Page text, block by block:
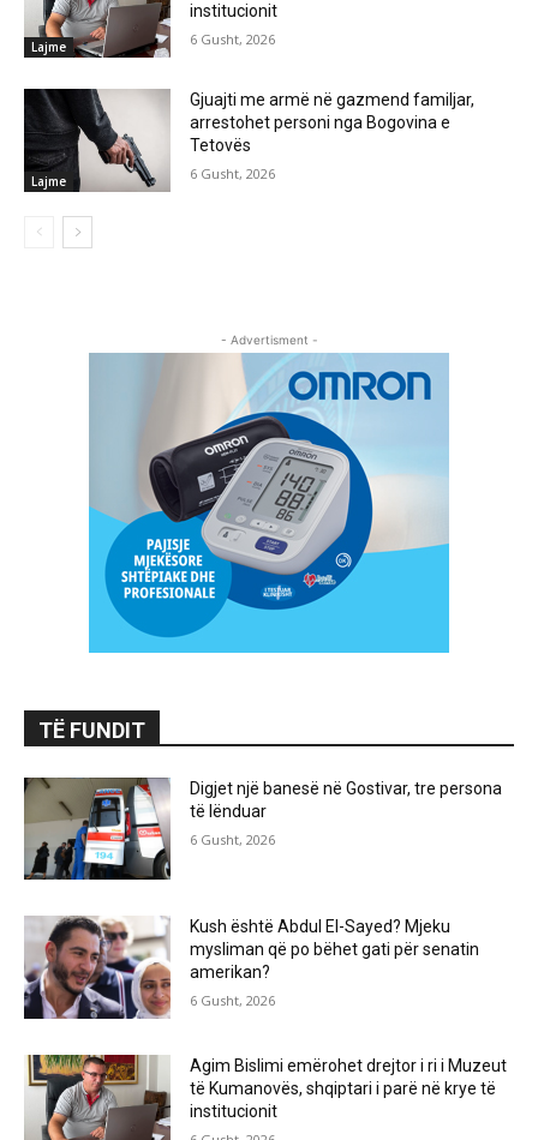
Lajme
institucionit
6 Gusht, 2026
Lajme
Gjuajti me armë në gazmend familjar,
arrestohet personi nga Bogovina e
Tetovës
6 Gusht, 2026
- Advertisment -
TË FUNDIT
Digjet një banesë në Gostivar, tre persona
të lënduar
6 Gusht, 2026
Kush është Abdul El-Sayed? Mjeku
mysliman që po bëhet gati për senatin
amerikan?
6 Gusht, 2026
Agim Bislimi emërohet drejtor i ri i Muzeut
të Kumanovës, shqiptari i parë në krye të
institucionit